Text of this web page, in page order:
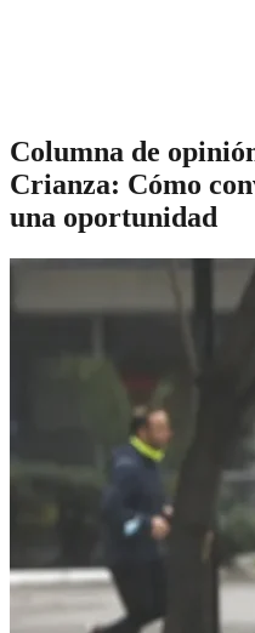
Columna de
Crianza: Cómo
una oportunidad